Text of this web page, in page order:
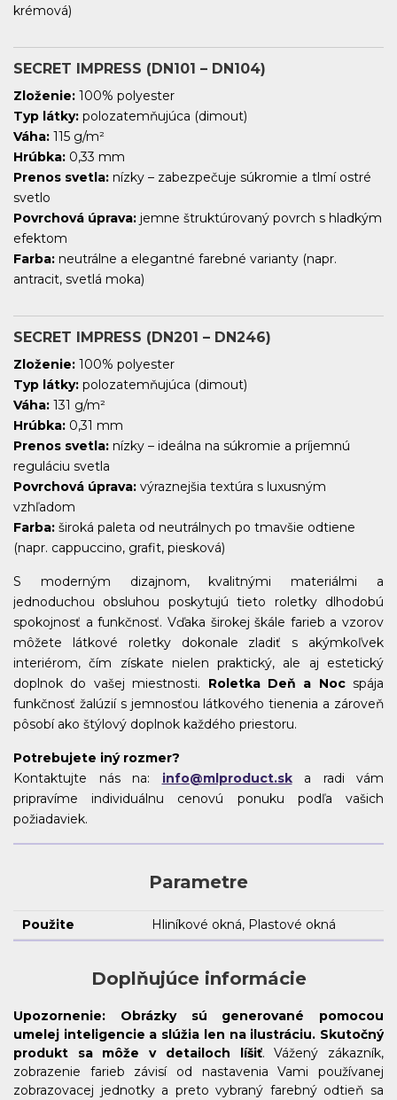
krémová)
SECRET IMPRESS (DN101 – DN104)
Zloženie: 100% polyester
Typ látky: polozatemňujúca (dimout)
Váha: 115 g/m²
Hrúbka: 0,33 mm
Prenos svetla: nízky – zabezpečuje súkromie a tlmí ostré
svetlo
Povrchová úprava: jemne štruktúrovaný povrch s hladkým
efektom
Farba: neutrálne a elegantné farebné varianty (napr.
antracit, svetlá moka)
SECRET IMPRESS (DN201 – DN246)
Zloženie: 100% polyester
Typ látky: polozatemňujúca (dimout)
Váha: 131 g/m²
Hrúbka: 0,31 mm
Prenos svetla: nízky – ideálna na súkromie a príjemnú
reguláciu svetla
Povrchová úprava: výraznejšia textúra s luxusným
vzhľadom
Farba: široká paleta od neutrálnych po tmavšie odtiene
(napr. cappuccino, grafit, piesková)
S moderným dizajnom, kvalitnými materiálmi a
jednoduchou obsluhou poskytujú tieto roletky dlhodobú
spokojnosť a funkčnosť. Vďaka širokej škále farieb a vzorov
môžete látkové roletky dokonale zladiť s akýmkoľvek
interiérom, čím získate nielen praktický, ale aj estetický
doplnok do vašej miestnosti. Roletka Deň a Nocspája
funkčnosť žalúzií s jemnosťou látkového tienenia a zároveň
pôsobí ako štýlový doplnok každého priestoru.
Potrebujete iný rozmer?
Kontaktujte nás na: info@mlproduct.ska radi vám
pripravíme individuálnu cenovú ponuku podľa vašich
požiadaviek.
Parametre
Použite Hliníkové okná, Plastové okná
Doplňujúce informácie
Upozornenie:
Obrázky sú generované pomocou
umelej inteligencie a slúžia len na ilustráciu. Skutočný
produkt sa môže v detailoch líšiť. Vážený zákazník,
zobrazenie farieb závisí od nastavenia Vami používanej
zobrazovacej jednotky a preto vybraný farebný odtieň sa